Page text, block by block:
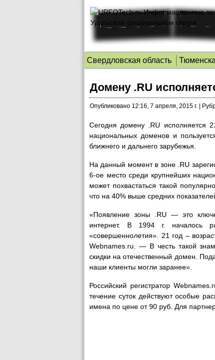
Свердловская область
Домену .RU
Опубликовано 12:16, 7 апреля, 2015 г.
Сегодня домену .RU исполняется
национальных доменов и
ближнего и дальнего зарубежья.
На данный момент в зоне .RU
6-ое место среди крупнейших
может похвастаться такой
что на 40% выше средних
«Появление зоны .RU — это
интернет. В 1994 г. началось
«совершеннолетия». 21 год –
Webnames.ru. — В честь такой
скидки на отечественный домен.
наши клиенты могли заранее».
Российский регистратор
течение суток действуют особые
имена по цене от 90 руб. Для